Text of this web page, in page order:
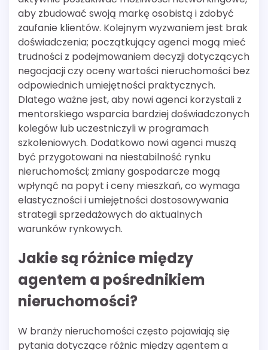
aby zbudować swoją markę osobistą i zdobyć
zaufanie klientów. Kolejnym wyzwaniem jest brak
doświadczenia; początkujący agenci mogą mieć
trudności z podejmowaniem decyzji dotyczących
negocjacji czy oceny wartości nieruchomości bez
odpowiednich umiejętności praktycznych.
Dlatego ważne jest, aby nowi agenci korzystali z
mentorskiego wsparcia bardziej doświadczonych
kolegów lub uczestniczyli w programach
szkoleniowych. Dodatkowo nowi agenci muszą
być przygotowani na niestabilność rynku
nieruchomości; zmiany gospodarcze mogą
wpłynąć na popyt i ceny mieszkań, co wymaga
elastyczności i umiejętności dostosowywania
strategii sprzedażowych do aktualnych
warunków rynkowych.
Jakie są różnice między
agentem a pośrednikiem
nieruchomości?
W branży nieruchomości często pojawiają się
pytania dotyczące różnic między agentem a